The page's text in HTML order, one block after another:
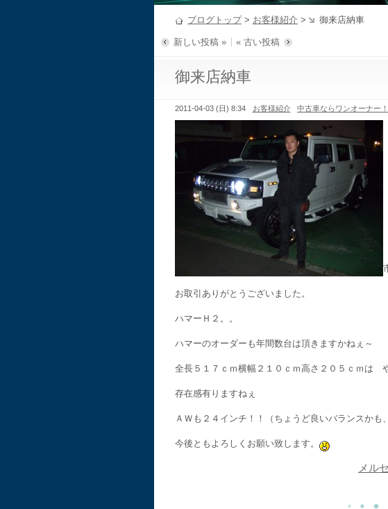
ブログトップ> お客様紹介 > 御来店納車
新しい投稿 » « 古い投稿
御来店納車
2011-04-03 (日) 8:34 お客様紹介 中古車ならワンオーナー！
お取引ありがとうございました。
ハマーＨ２。。
ハマーのオーダーも年間数台は頂きますかねぇ～
全長５１７ｃｍ横幅２１０ｃｍ高さ２０５ｃｍは
存在感有りますねぇ
ＡＷも２４インチ！！（ちょうど良いバランスかも
今後ともよろしくお願い致します。
メル